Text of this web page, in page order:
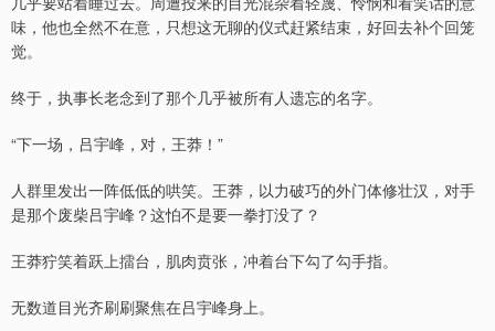
味，他也全然不在意，只想这无聊的仪式赶紧结束，好回去补个回笼
觉。
终于，执事长老念到了那个几乎被所有人遗忘的名字。
“下一场，吕宇峰，对，王莽！”
人群里发出一阵低低的哄笑。王莽，以力破巧的外门体修壮汉，对手
是那个废柴吕宇峰？这怕不是要一拳打没了？
王莽狞笑着跃上擂台，肌肉贲张，冲着台下勾了勾手指。
无数道目光齐刷刷聚焦在吕宇峰身上。